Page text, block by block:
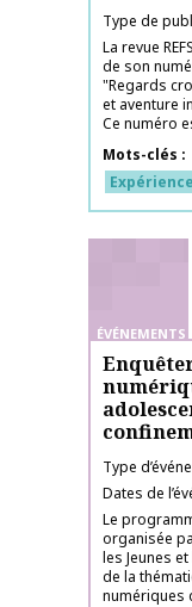
Type de
La revue
de son
"Regards
et aventure
Ce numéro
Mots-clés
Expérience
ÉVÉNEMENTS
Type
Dates de
Le
organisée
les Jeunes
de la
numériques